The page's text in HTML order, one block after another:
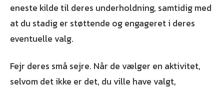
eneste kilde til deres underholdning, samtidig med
at du stadig er støttende og engageret i deres
eventuelle valg.
Fejr deres små sejre. Når de vælger en aktivitet,
selvom det ikke er det, du ville have valgt,